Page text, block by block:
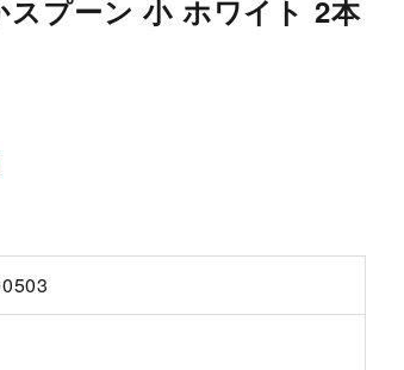
プーン 小 ホワイト 2本